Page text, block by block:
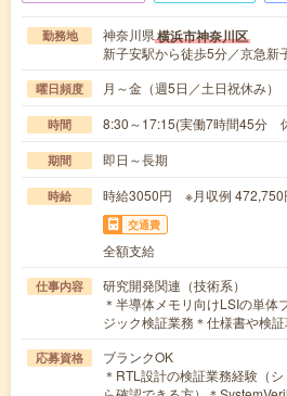
勤務地 神奈川県横浜市神奈川区
新子安駅から徒歩5分／京急新
曜日頻度 月～金（週5日／土日祝休み）
時間 8:30～17:15(実働7時間45分
期間 即日～長期
時給 時給3050円 ※月収例 472,750
交通費
全額支給
仕事内容
研究開発関連（技術系）
＊半導体メモリ向けLSIの単体
ジック検証業務＊仕様書や検
応募資格
ブランクOK
＊RTL設計の検証業務経験（